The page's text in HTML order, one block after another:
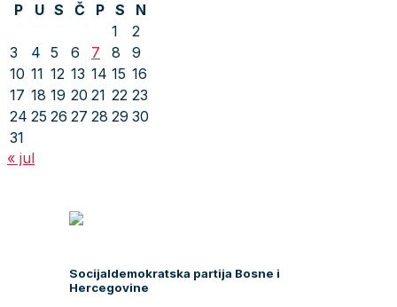
P
U S Č P S
N
1
2
3
4 5 6 7 8
9
10 11 12 13 14 15 16
17 18 19 20 21 22 23
24 25 26 27 28 29 30
31
« jul
Socijaldemokratska partija Bosne i
Hercegovine